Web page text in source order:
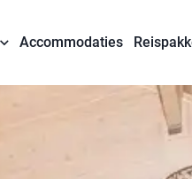
Accommodaties